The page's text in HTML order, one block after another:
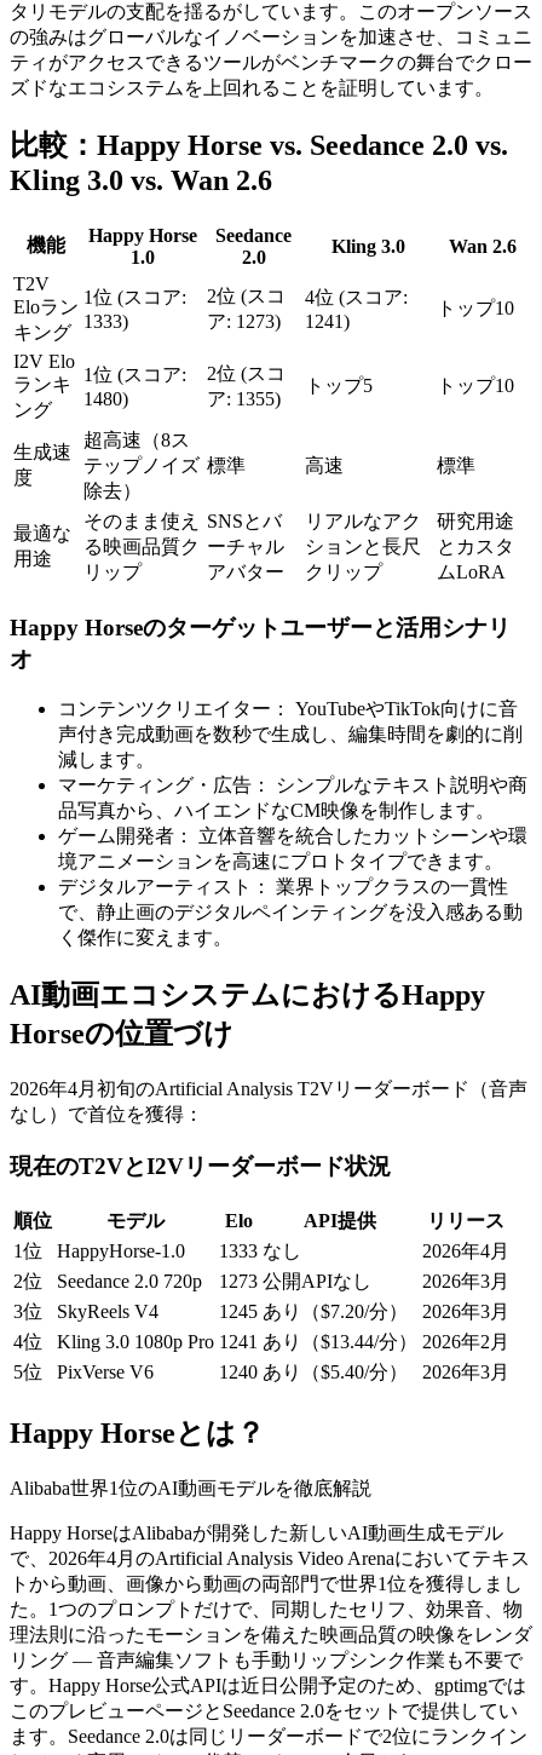
タリモデルの支配を揺るがしています。このオープンソース
の強みはグローバルなイノベーションを加速させ、コミュニ
ティがアクセスできるツールがベンチマークの舞台でクロー
ズドなエコシステムを上回れることを証明しています。
比較：Happy Horse vs. Seedance 2.0 vs.
Kling 3.0 vs. Wan 2.6
機能
Happy Horse
1.0
Seedance
2.0
Kling 3.0
Wan 2.6
T2V
Eloラン
キング
1位 (スコア:
1333)
2位 (スコ
ア: 1273)
4位 (スコア:
1241)
トップ10
I2V Elo
ランキ
ング
1位 (スコア:
1480)
2位 (スコ
ア: 1355)
トップ5 トップ10
生成速
度
超高速（8ス
テップノイズ
除去）
標準 高速 標準
最適な
用途
そのまま使え
る映画品質ク
リップ
SNSとバ
ーチャル
アバター
リアルなアク
ションと長尺
クリップ
研究用途
とカスタ
ムLoRA
Happy Horseのターゲットユーザーと活用シナリ
オ
コンテンツクリエイター：
YouTubeやTikTok向けに音
声付き完成動画を数秒で生成し、編集時間を劇的に削
減します。
マーケティング・広告：
シンプルなテキスト説明や商
品写真から、ハイエンドなCM映像を制作します。
ゲーム開発者：
立体音響を統合したカットシーンや環
境アニメーションを高速にプロトタイプできます。
デジタルアーティスト：
業界トップクラスの一貫性
で、静止画のデジタルペインティングを没入感ある動
く傑作に変えます。
AI動画エコシステムにおけるHappy
Horseの位置づけ
2026年4月初旬のArtificial Analysis T2Vリーダーボード（音声
なし）で首位を獲得：
現在のT2VとI2Vリーダーボード状況
順位 モデル Elo API提供
リリース
1位
HappyHorse-1.0 1333 なし
2026年4月
2位
Seedance 2.0 720p 1273 公開APIなし
2026年3月
3位
SkyReels V4 1245 あり（$7.20/分）
2026年3月
4位
Kling 3.0 1080p Pro 1241 あり（$13.44/分）
2026年2月
5位
PixVerse V6 1240 あり（$5.40/分） 2026年3月
Happy Horseとは？
Alibaba世界1位のAI動画モデルを徹底解説
Happy HorseはAlibabaが開発した新しいAI動画生成モデル
で、2026年4月のArtificial Analysis Video Arenaにおいてテキス
トから動画、画像から動画の両部門で世界1位を獲得しまし
た。1つのプロンプトだけで、同期したセリフ、効果音、物
理法則に沿ったモーションを備えた映画品質の映像をレンダ
リング — 音声編集ソフトも手動リップシンク作業も不要で
す。Happy Horse公式APIは近日公開予定のため、gptimgでは
このプレビューページとSeedance 2.0をセットで提供してい
ます。Seedance 2.0は同じリーダーボードで2位にランクイン